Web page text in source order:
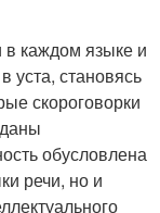
в каждом языке и
уста, становясь
скороговорки
обусловлена
речи, но и